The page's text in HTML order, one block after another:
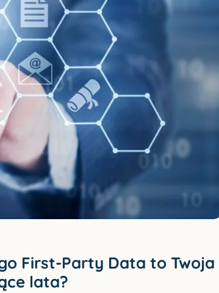
First-Party Data to Twoja
lata?